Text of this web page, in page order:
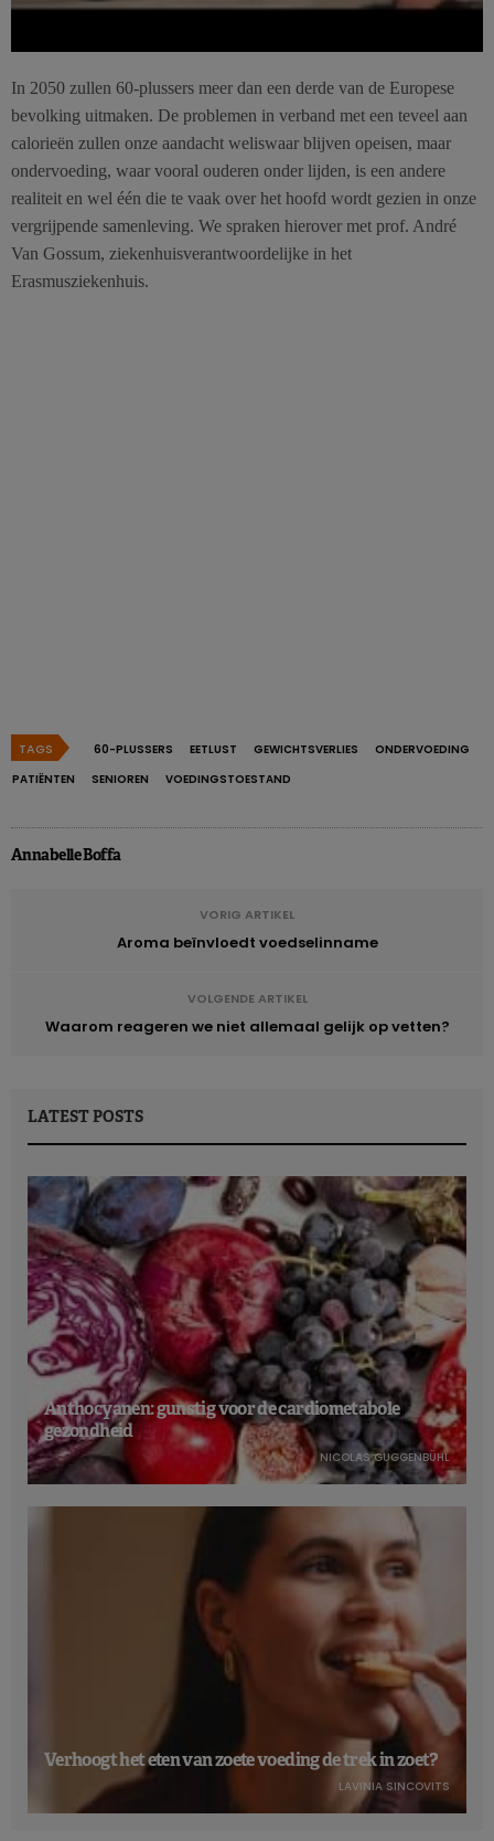
In 2050 zullen 60-plussers meer dan een derde van de Europese
bevolking uitmaken. De problemen in verband met een teveel aan
calorieën zullen onze aandacht weliswaar blijven opeisen, maar
ondervoeding, waar vooral ouderen onder lijden, is een andere
realiteit en wel één die te vaak over het hoofd wordt gezien in onze
vergrijpende samenleving. We spraken hierover met prof. André
Van Gossum, ziekenhuisverantwoordelijke in het
Erasmusziekenhuis.
TAGS 60-PLUSSERS EETLUST GEWICHTSVERLIES
ONDERVOEDING
PATIËNTEN
SENIOREN VOEDINGSTOESTAND
Annabelle Boffa
VORIG ARTIKEL
Aroma beïnvloedt voedselinname
VOLGENDE ARTIKEL
Waarom reageren we niet allemaal gelijk op vetten?
LATEST POSTS
Anthocyanen: gunstig voor de cardiometabole
gezondheid
NICOLAS GUGGENBÜHL
Verhoogt het eten van zoete voeding de trek in zoet?
LAVINIA SINCOVITS